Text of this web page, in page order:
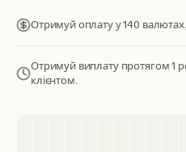
Отримуй оплату у 140
Отримуй виплату протягом 1
клієнтом.